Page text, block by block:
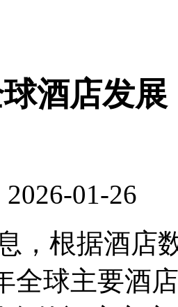
球酒店发
01-26
，根据酒店
全球主要酒